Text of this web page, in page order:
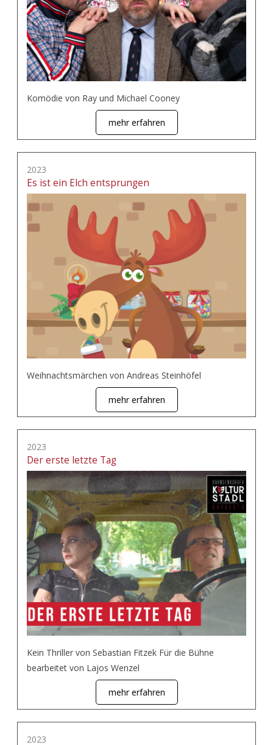
Komödie von Ray und Michael Cooney
mehr erfahren
2023
Es ist ein Elch entsprungen
Weihnachtsmärchen von Andreas Steinhöfel
mehr erfahren
2023
Der erste letzte Tag
Kein Thriller von Sebastian Fitzek Für die Bühne
bearbeitet von Lajos Wenzel
mehr erfahren
2023